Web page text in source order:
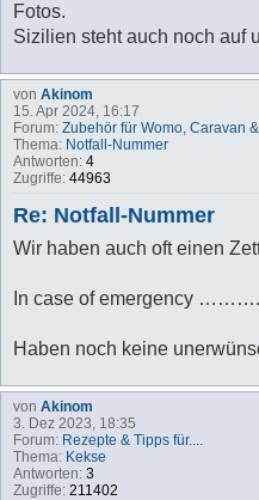
Fotos.
Sizilien steht auch noch auf
von Akinom
15. Apr 2024, 16:17
Forum: Zubehör für Womo, Caravan
Thema: Notfall-Nummer
Antworten: 4
Zugriffe: 44963
Re: Notfall-Nummer
Wir haben auch oft einen
In case of emergency ……….
Haben noch keine
von Akinom
3. Dez 2023, 18:35
Forum: Rezepte & Tipps für....
Thema: Kekse
Antworten: 3
Zugriffe: 211402